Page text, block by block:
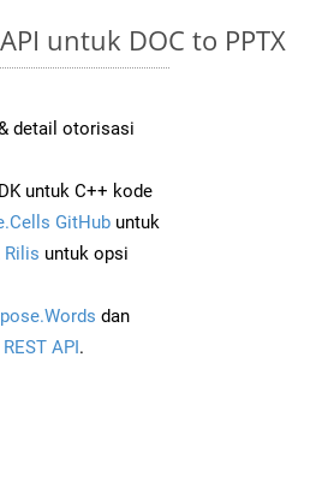
untuk DOC to PPTX
detail otorisasi
untuk C++ kode
GitHub untuk
Rilis untuk opsi
dan
REST API.